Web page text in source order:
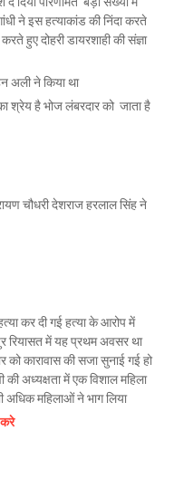
ने इस हत्याकांड की निंदा करते
हुए दोहरी डायरशाही की संज्ञा
अली ने किया था
श्रेय है भोज लंबरदार को जाता है
चौधरी देशराज हरलाल सिंह ने
कर दी गई हत्या के आरोप में
रियासत में यह प्रथम अवसर था
को कारावास की सजा सुनाई गई हो
अध्यक्षता में एक विशाल महिला
महिलाओं ने भाग लिया
करे